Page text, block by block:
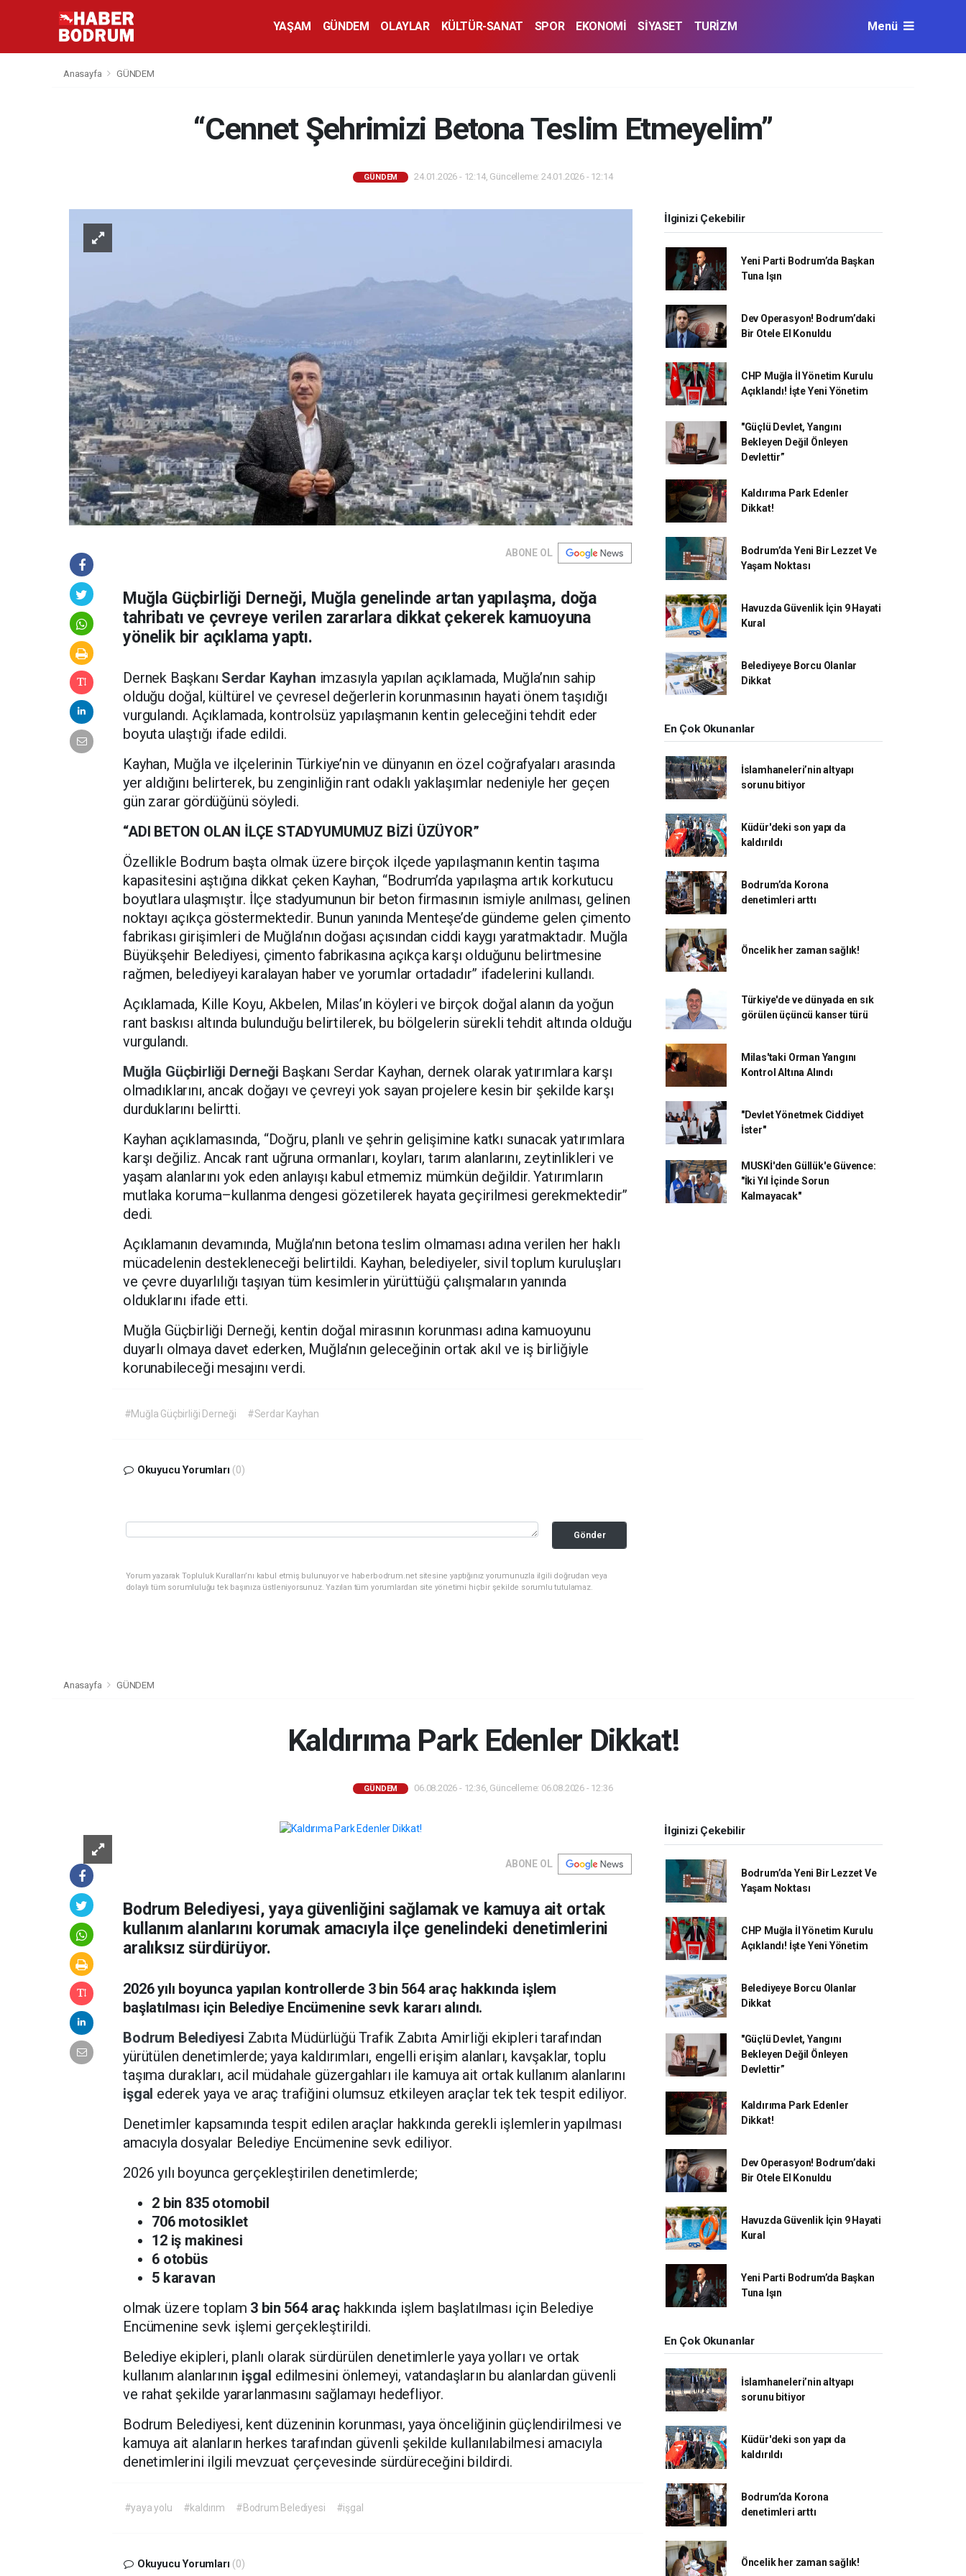
YAŞAM GÜNDEM OLAYLAR KÜLTÜR-SANAT SPOR EKONOMİ SİYASET TURİZM Menü
Anasayfa GÜNDEM
“Cennet Şehrimizi Betona Teslim Etmeyelim”
GÜNDEM 24.01.2026 - 12:14, Güncelleme: 24.01.2026 - 12:14
ABONE OL
Muğla Güçbirliği Derneği, Muğla genelinde artan yapılaşma, doğa
tahribatı ve çevreye verilen zararlara dikkat çekerek kamuoyuna
yönelik bir açıklama yaptı.
Dernek Başkanı Serdar Kayhan imzasıyla yapılan açıklamada, Muğla’nın sahip
olduğu doğal, kültürel ve çevresel değerlerin korunmasının hayati önem taşıdığı
vurgulandı. Açıklamada, kontrolsüz yapılaşmanın kentin geleceğini tehdit eder
boyuta ulaştığı ifade edildi.
Kayhan, Muğla ve ilçelerinin Türkiye’nin ve dünyanın en özel coğrafyaları arasında
yer aldığını belirterek, bu zenginliğin rant odaklı yaklaşımlar nedeniyle her geçen
gün zarar gördüğünü söyledi.
“ADI BETON OLAN İLÇE STADYUMUMUZ BİZİ ÜZÜYOR”
Özellikle Bodrum başta olmak üzere birçok ilçede yapılaşmanın kentin taşıma
kapasitesini aştığına dikkat çeken Kayhan, “Bodrum’da yapılaşma artık korkutucu
boyutlara ulaşmıştır. İlçe stadyumunun bir beton firmasının ismiyle anılması, gelinen
noktayı açıkça göstermektedir. Bunun yanında Menteşe’de gündeme gelen çimento
fabrikası girişimleri de Muğla’nın doğası açısından ciddi kaygı yaratmaktadır. Muğla
Büyükşehir Belediyesi, çimento fabrikasına açıkça karşı olduğunu belirtmesine
rağmen, belediyeyi karalayan haber ve yorumlar ortadadır” ifadelerini kullandı.
Açıklamada, Kille Koyu, Akbelen, Milas’ın köyleri ve birçok doğal alanın da yoğun
rant baskısı altında bulunduğu belirtilerek, bu bölgelerin sürekli tehdit altında olduğu
vurgulandı.
Muğla Güçbirliği Derneği Başkanı Serdar Kayhan, dernek olarak yatırımlara karşı
olmadıklarını, ancak doğayı ve çevreyi yok sayan projelere kesin bir şekilde karşı
durduklarını belirtti.
Kayhan açıklamasında, “Doğru, planlı ve şehrin gelişimine katkı sunacak yatırımlara
karşı değiliz. Ancak rant uğruna ormanları, koyları, tarım alanlarını, zeytinlikleri ve
yaşam alanlarını yok eden anlayışı kabul etmemiz mümkün değildir. Yatırımların
mutlaka koruma–kullanma dengesi gözetilerek hayata geçirilmesi gerekmektedir”
dedi.
Açıklamanın devamında, Muğla’nın betona teslim olmaması adına verilen her haklı
mücadelenin destekleneceği belirtildi. Kayhan, belediyeler, sivil toplum kuruluşları
ve çevre duyarlılığı taşıyan tüm kesimlerin yürüttüğü çalışmaların yanında
olduklarını ifade etti.
Muğla Güçbirliği Derneği, kentin doğal mirasının korunması adına kamuoyunu
duyarlı olmaya davet ederken, Muğla’nın geleceğinin ortak akıl ve iş birliğiyle
korunabileceği mesajını verdi.
#Muğla Güçbirliği Derneği #Serdar Kayhan
Okuyucu Yorumları (0)
Gönder
Yorum yazarak Topluluk Kuralları’nı kabul etmiş bulunuyor ve haberbodrum.net sitesine yaptığınız yorumunuzla ilgili doğrudan veya
dolaylı tüm sorumluluğu tek başınıza üstleniyorsunuz. Yazılan tüm yorumlardan site yönetimi hiçbir şekilde sorumlu tutulamaz.
İlginizi Çekebilir
Yeni Parti Bodrum’da Başkan
Tuna Işın
Dev Operasyon! Bodrum’daki
Bir Otele El Konuldu
CHP Muğla İl Yönetim Kurulu
Açıklandı! İşte Yeni Yönetim
"Güçlü Devlet, Yangını
Bekleyen Değil Önleyen
Devlettir”
Kaldırıma Park Edenler
Dikkat!
Bodrum’da Yeni Bir Lezzet Ve
Yaşam Noktası
Havuzda Güvenlik İçin 9 Hayati
Kural
Belediyeye Borcu Olanlar
Dikkat
En Çok Okunanlar
İslamhaneleri’nin altyapı
sorunu bitiyor
Küdür'deki son yapı da
kaldırıldı
Bodrum’da Korona
denetimleri arttı
Öncelik her zaman sağlık!
Türkiye'de ve dünyada en sık
görülen üçüncü kanser türü
Milas'taki Orman Yangını
Kontrol Altına Alındı
"Devlet Yönetmek Ciddiyet
İster"
MUSKİ'den Güllük'e Güvence:
"İki Yıl İçinde Sorun
Kalmayacak"
Anasayfa GÜNDEM
Kaldırıma Park Edenler Dikkat!
GÜNDEM 06.08.2026 - 12:36, Güncelleme: 06.08.2026 - 12:36
ABONE OL
Bodrum Belediyesi, yaya güvenliğini sağlamak ve kamuya ait ortak
kullanım alanlarını korumak amacıyla ilçe genelindeki denetimlerini
aralıksız sürdürüyor.
2026 yılı boyunca yapılan kontrollerde 3 bin 564 araç hakkında işlem
başlatılması için Belediye Encümenine sevk kararı alındı.
Bodrum Belediyesi Zabıta Müdürlüğü Trafik Zabıta Amirliği ekipleri tarafından
yürütülen denetimlerde; yaya kaldırımları, engelli erişim alanları, kavşaklar, toplu
taşıma durakları, acil müdahale güzergahları ile kamuya ait ortak kullanım alanlarını
işgal ederek yaya ve araç trafiğini olumsuz etkileyen araçlar tek tek tespit ediliyor.
Denetimler kapsamında tespit edilen araçlar hakkında gerekli işlemlerin yapılması
amacıyla dosyalar Belediye Encümenine sevk ediliyor.
2026 yılı boyunca gerçekleştirilen denetimlerde;
2 bin 835 otomobil
706 motosiklet
12 iş makinesi
6 otobüs
5 karavan
olmak üzere toplam 3 bin 564 araçhakkında işlem başlatılması için Belediye
Encümenine sevk işlemi gerçekleştirildi.
Belediye ekipleri, planlı olarak sürdürülen denetimlerle yaya yolları ve ortak
kullanım alanlarının işgal edilmesini önlemeyi, vatandaşların bu alanlardan güvenli
ve rahat şekilde yararlanmasını sağlamayı hedefliyor.
Bodrum Belediyesi, kent düzeninin korunması, yaya önceliğinin güçlendirilmesi ve
kamuya ait alanların herkes tarafından güvenli şekilde kullanılabilmesi amacıyla
denetimlerini ilgili mevzuat çerçevesinde sürdüreceğini bildirdi.
#yaya yolu #kaldırım #Bodrum Belediyesi #işgal
Okuyucu Yorumları (0)
İlginizi Çekebilir
Bodrum’da Yeni Bir Lezzet Ve
Yaşam Noktası
CHP Muğla İl Yönetim Kurulu
Açıklandı! İşte Yeni Yönetim
Belediyeye Borcu Olanlar
Dikkat
"Güçlü Devlet, Yangını
Bekleyen Değil Önleyen
Devlettir”
Kaldırıma Park Edenler
Dikkat!
Dev Operasyon! Bodrum’daki
Bir Otele El Konuldu
Havuzda Güvenlik İçin 9 Hayati
Kural
Yeni Parti Bodrum’da Başkan
Tuna Işın
En Çok Okunanlar
İslamhaneleri’nin altyapı
sorunu bitiyor
Küdür'deki son yapı da
kaldırıldı
Bodrum’da Korona
denetimleri arttı
Öncelik her zaman sağlık!